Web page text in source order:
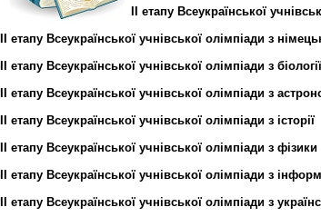
ІІ етапу Всеукраїнської
ІІ етапу Всеукраїнської учнівської олімпіади з
ІІ етапу Всеукраїнської учнівської олімпіади з біології
ІІ етапу Всеукраїнської учнівської олімпіади з
ІІ етапу Всеукраїнської учнівської олімпіади з історії
ІІ етапу Всеукраїнської учнівської олімпіади з фізики
ІІ етапу Всеукраїнської учнівської олімпіади з
ІІ етапу Всеукраїнської учнівської олімпіади з